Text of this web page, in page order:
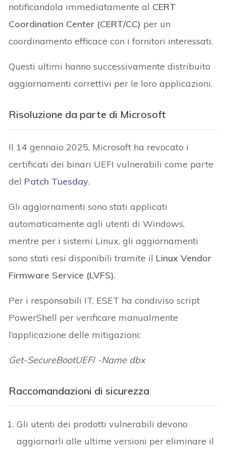
notificandola immediatamente al CERT
Coordination Center (CERT/CC) per un
coordinamento efficace con i fornitori interessati.
Questi ultimi hanno successivamente distribuito
aggiornamenti correttivi per le loro applicazioni.
Risoluzione da parte di Microsoft
Il 14 gennaio 2025, Microsoft ha revocato i
certificati dei binari UEFI vulnerabili come parte
del Patch Tuesday.
Gli aggiornamenti sono stati applicati
automaticamente agli utenti di Windows,
mentre per i sistemi Linux, gli aggiornamenti
sono stati resi disponibili tramite il Linux Vendor
Firmware Service (LVFS).
Per i responsabili IT, ESET ha condiviso script
PowerShell per verificare manualmente
l’applicazione delle mitigazioni:
Get-SecureBootUEFI -Name dbx
Raccomandazioni di sicurezza
Gli utenti dei prodotti vulnerabili devono
aggiornarli alle ultime versioni per eliminare il